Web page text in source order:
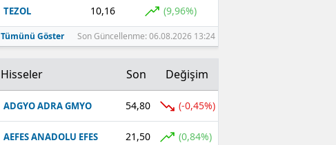
TEZOL 10,16 (9,96%)
Tümünü Göster Son Güncellenme: 06.08.2026 13:24
Hisseler Son Değişim
ADGYO ADRA GMYO 54,80 (-0,45%)
AEFES ANADOLU EFES 21,50 (0,84%)